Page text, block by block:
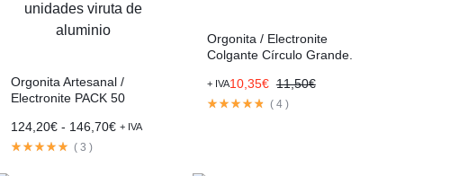
Orgonita Artesanal /
Electronite PACK 50
aluminio
124,20€ - 146,70€ + IVA
( 3 )
Orgonita / Electronite
Colgante Círculo Grande.
11,50€
10,35€
+ IVA
( 4)